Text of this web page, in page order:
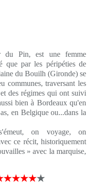
du Pin, est une femme
que par les péripéties de
du Bouilh (Gironde) se
communes, traversant les
des régimes qui ont suivi
bien à Bordeaux qu'en
en Belgique ou...dans la
on voyage, on
ce récit, historiquement
» avec la marquise,
★